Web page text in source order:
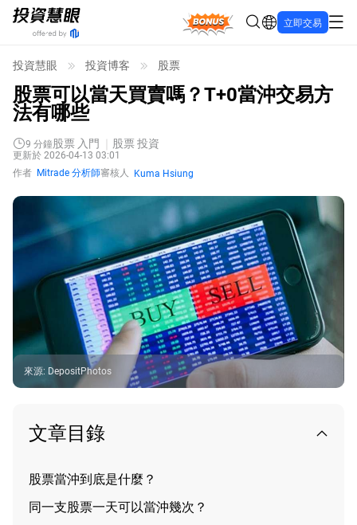
Bonus 立即交易
投資慧眼 投資博客 股票
股票可以當天買賣嗎？T+0當沖交易方
法有哪些
9 分鐘股票 入門 股票 投資
更新於 2026-04-13 03:01
作者 Mitrade 分析師審核人 Kuma Hsiung
來源: DepositPhotos
文章目錄
股票當沖到底是什麼？
同一支股票一天可以當沖幾次？